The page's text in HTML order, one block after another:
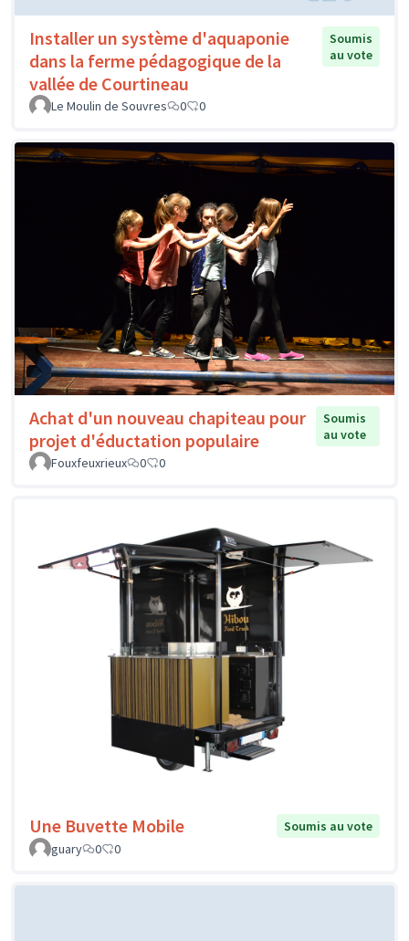
Installer un système d'aquaponie
dans la ferme pédagogique de la
vallée de Courtineau
Soumis
au vote
Le Moulin de Souvres 0 0
Achat d'un nouveau chapiteau pour
projet d'éductation populaire
Soumis
au vote
Fouxfeuxrieux
0 0
Une Buvette Mobile
Soumis au vote
guary
0 0